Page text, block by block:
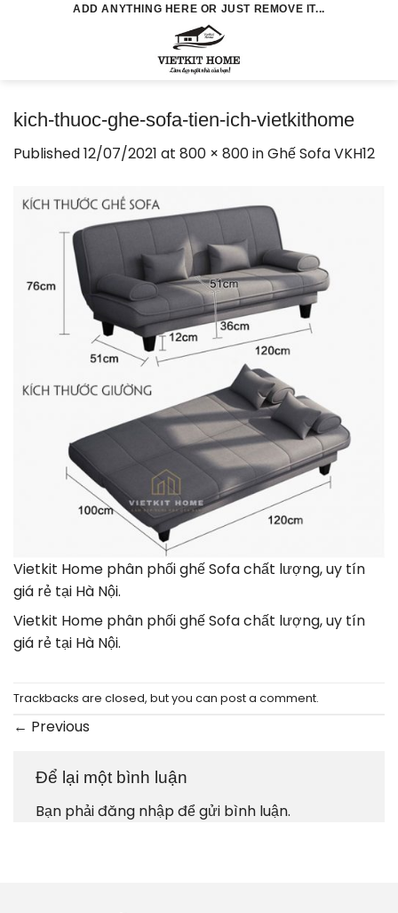
ADD ANYTHING HERE OR JUST REMOVE IT...
kich-thuoc-ghe-sofa-tien-ich-vietkithome
Published12/07/2021 at 800 × 800inGhế Sofa VKH12
Vietkit Home phân phối ghế Sofa chất lượng, uy tín
giá rẻ tại Hà Nội.
Vietkit Home phân phối ghế Sofa chất lượng, uy tín
giá rẻ tại Hà Nội.
Trackbacks are closed, but you can post a comment.
← Previous
Để lại một bình luận
Bạn phảiđăng nhậpđể gửi bình luận.